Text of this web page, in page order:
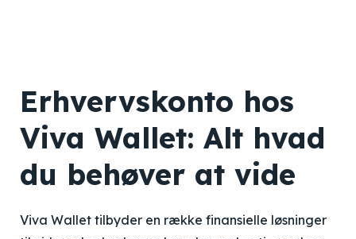
Erhvervskonto hos
Viva Wallet: Alt hvad
du behøver at vide
Viva Wallet tilbyder en række finansielle løsninger